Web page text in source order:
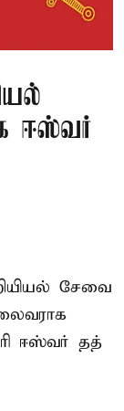
ஈஸ்வர்
சேவை
ஈஸ்வர் தத்